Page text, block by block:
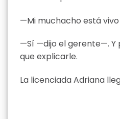
—Mi muchacho está
—Sí —dijo el gerente—. Y
que explicarle.
La licenciada Adriana